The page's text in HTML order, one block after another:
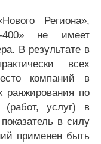
Региона»,
400» не имеет
В результате в
всех
компаний в
ранжирования по
(работ, услуг) в
в силу
применен быть